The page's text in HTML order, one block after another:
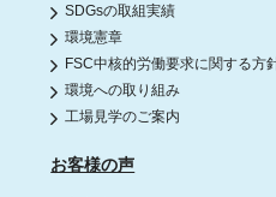
SDGsの取組実績
環境憲章
FSC中核的労働要求に関する方
環境への取り組み
工場見学のご案内
お客様の声